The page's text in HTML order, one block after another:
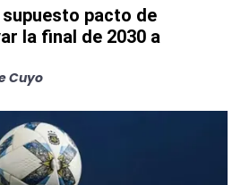
supuesto pacto de
la final de 2030 a
Cuyo